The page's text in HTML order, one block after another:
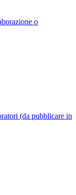
o
(da pubblicare in